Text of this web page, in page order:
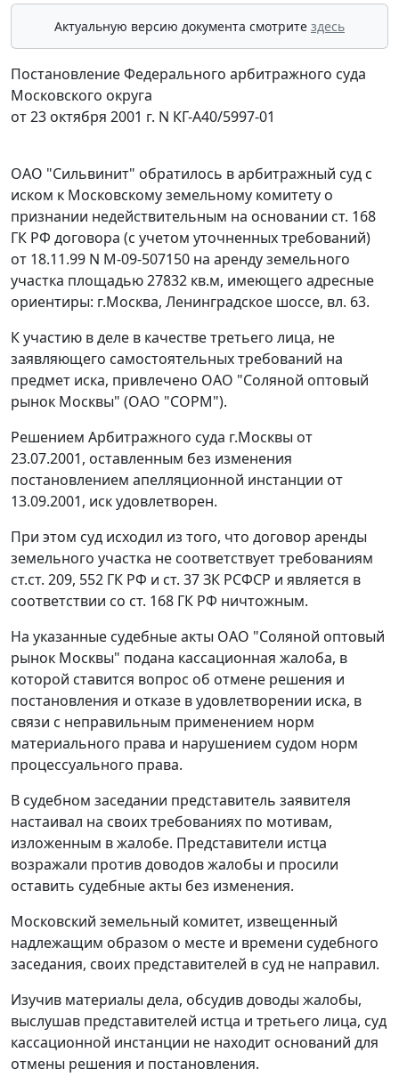
Актуальную версию документа смотрите здесь
Постановление Федерального арбитражного суда
Московского округа
от 23 октября 2001 г. N КГ-А40/5997-01
ОАО "Сильвинит" обратилось в арбитражный суд с
иском к Московскому земельному комитету о
признании недействительным на основании ст. 168
ГК РФ договора (с учетом уточненных требований)
от 18.11.99 N М-09-507150 на аренду земельного
участка площадью 27832 кв.м, имеющего адресные
ориентиры: г.Москва, Ленинградское шоссе, вл. 63.
К участию в деле в качестве третьего лица, не
заявляющего самостоятельных требований на
предмет иска, привлечено ОАО "Соляной оптовый
рынок Москвы" (ОАО "СОРМ").
Решением Арбитражного суда г.Москвы от
23.07.2001, оставленным без изменения
постановлением апелляционной инстанции от
13.09.2001, иск удовлетворен.
При этом суд исходил из того, что договор аренды
земельного участка не соответствует требованиям
ст.ст. 209, 552 ГК РФ и ст. 37ЗК РСФСР и является в
соответствии со ст. 168 ГК РФ ничтожным.
На указанные судебные акты ОАО "Соляной оптовый
рынок Москвы" подана кассационная жалоба, в
которой ставится вопрос об отмене решения и
постановления и отказе в удовлетворении иска, в
связи с неправильным применением норм
материального права и нарушением судом норм
процессуального права.
В судебном заседании представитель заявителя
настаивал на своих требованиях по мотивам,
изложенным в жалобе. Представители истца
возражали против доводов жалобы и просили
оставить судебные акты без изменения.
Московский земельный комитет, извещенный
надлежащим образом о месте и времени судебного
заседания, своих представителей в суд не направил.
Изучив материалы дела, обсудив доводы жалобы,
выслушав представителей истца и третьего лица, суд
кассационной инстанции не находит оснований для
отмены решения и постановления.